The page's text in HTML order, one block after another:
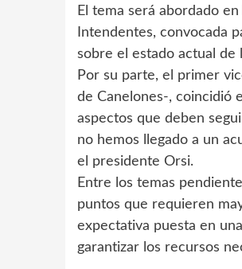
El tema será abordado
Intendentes, convocada
sobre el estado actual de
Por su parte, el primer
de Canelones-, coincidió
aspectos que deben
no hemos llegado a un
el presidente Orsi.
Entre los temas
puntos que requieren
expectativa puesta en
garantizar los recursos